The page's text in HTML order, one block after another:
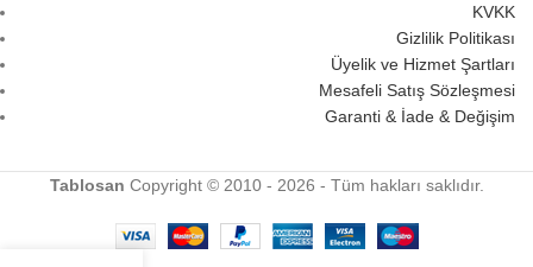
KVKK
Gizlilik Politikası
Üyelik ve Hizmet Şartları
Mesafeli Satış Sözleşmesi
Garanti & İade & Değişim
Tablosan Copyright © 2010 - 2026 - Tüm hakları saklıdır.